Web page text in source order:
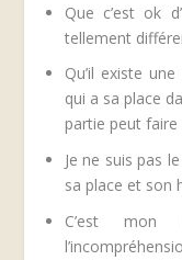
Que c’est ok
tellement
Qu’il existe
qui a sa place
partie peut
Je ne suis pas
sa place et son
C’est